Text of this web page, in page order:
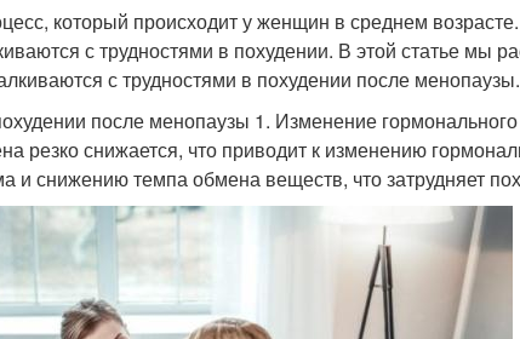
который происходит у женщин в среднем
с трудностями в похудении. В этой статье мы
с трудностями в похудении после менопаузы.
после менопаузы 1. Изменение
резко снижается, что приводит к изменению
и снижению темпа обмена веществ, что затрудняет